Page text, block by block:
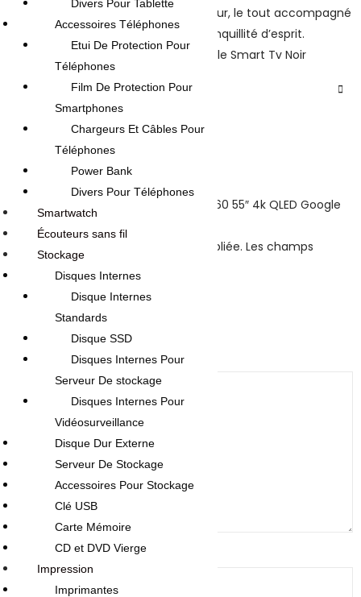
davantage votre expérience utilisateur, le tout accompagné
d’une garantie de 3 ans pour une tranquillité d’esprit.
AVIS (0)
Reviews
There are no reviews yet.
Be the first to review “TV Maxwell MG60 55″ 4k QLED Google
Smart Tv Noir”
Votre adresse e-mail ne sera pas publiée. Les champs
obligatoires sont indiqués avec
Your rating*
Your review*
Divers Pour Tablette
Accessoires Téléphones
Etui De Protection Pour
Téléphones
Film De Protection Pour
Smartphones
Chargeurs Et Câbles Pour
Téléphones
Power Bank
Divers Pour Téléphones
Smartwatch
Écouteurs sans fil
Stockage
Disques Internes
Disque Internes
Standards
Disque SSD
Disques Internes Pour
Serveur De stockage
Disques Internes Pour
Vidéosurveillance
Disque Dur Externe
Serveur De Stockage
Accessoires Pour Stockage
Clé USB
Carte Mémoire
CD et DVD Vierge
Impression
Imprimantes